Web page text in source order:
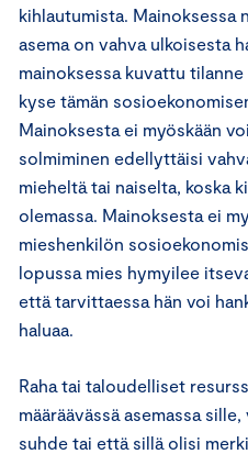
kihlautumista. Mainoksessa
asema on vahva ulkoisesta
mainoksessa kuvattu
kyse tämän
Mainoksesta ei myöskään
solmiminen edellyttäisi
mieheltä tai naiselta, koska
olemassa. Mainoksesta ei
mieshenkilön
lopussa mies hymyilee
että tarvittaessa hän voi
haluaa.
Raha tai taloudelliset
määräävässä asemassa
suhde tai että sillä olisi